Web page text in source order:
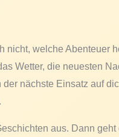
welche Abenteuer
Wetter, die neuesten
nächste Einsatz auf
aus. Dann